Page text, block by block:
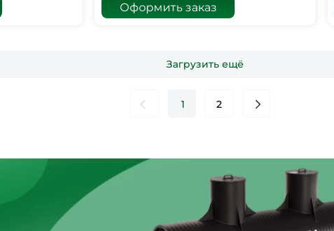
Оформить заказ
Загрузить ещё
1 2